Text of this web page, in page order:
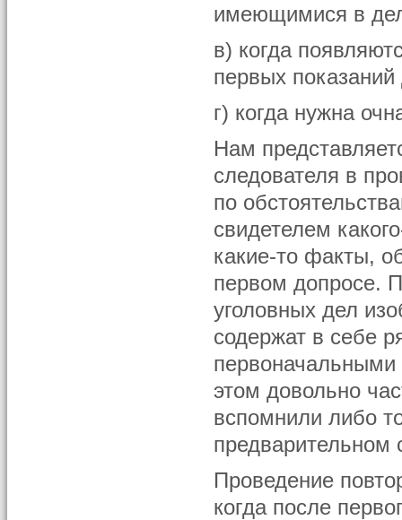
имеющимися в
в) когда
первых показаний
г) когда нужна
Нам
следователя в
по
свидетелем
какие-то факты,
первом допросе.
уголовных дел
содержат в себе
этом довольно
вспомнили либо
предварительном
Проведение
когда после